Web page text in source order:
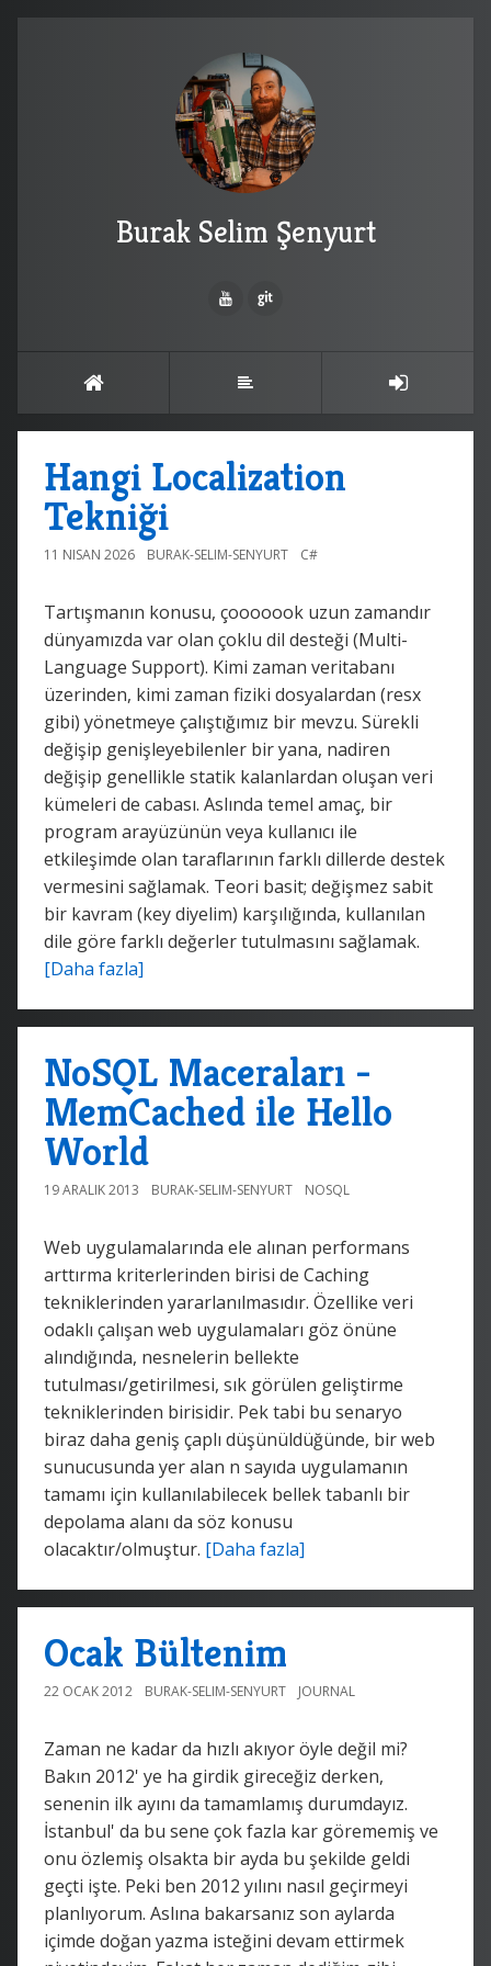
Burak Selim Şenyurt
Hangi Localization
Tekniği
11 NISAN 2026 BURAK-SELIM-SENYURT C#
Tartışmanın konusu, çooooook uzun zamandır
dünyamızda var olan çoklu dil desteği (Multi-
Language Support). Kimi zaman veritabanı
üzerinden, kimi zaman fiziki dosyalardan (resx
gibi) yönetmeye çalıştığımız bir mevzu. Sürekli
değişip genişleyebilenler bir yana, nadiren
değişip genellikle statik kalanlardan oluşan veri
kümeleri de cabası. Aslında temel amaç, bir
program arayüzünün veya kullanıcı ile
etkileşimde olan taraflarının farklı dillerde destek
vermesini sağlamak. Teori basit; değişmez sabit
bir kavram (key diyelim) karşılığında, kullanılan
dile göre farklı değerler tutulmasını sağlamak.
[Daha fazla]
NoSQL Maceraları -
MemCached ile Hello
World
19 ARALIK 2013 BURAK-SELIM-SENYURT NOSQL
Web uygulamalarında ele alınan performans
arttırma kriterlerinden birisi de Caching
tekniklerinden yararlanılmasıdır. Özellike veri
odaklı çalışan web uygulamaları göz önüne
alındığında, nesnelerin bellekte
tutulması/getirilmesi, sık görülen geliştirme
tekniklerinden birisidir. Pek tabi bu senaryo
biraz daha geniş çaplı düşünüldüğünde, bir web
sunucusunda yer alan n sayıda uygulamanın
tamamı için kullanılabilecek bellek tabanlı bir
depolama alanı da söz konusu
olacaktır/olmuştur. [Daha fazla]
Ocak Bültenim
22 OCAK 2012 BURAK-SELIM-SENYURT JOURNAL
Zaman ne kadar da hızlı akıyor öyle değil mi?
Bakın 2012' ye ha girdik gireceğiz derken,
senenin ilk ayını da tamamlamış durumdayız.
İstanbul' da bu sene çok fazla kar görememiş ve
onu özlemiş olsakta bir ayda bu şekilde geldi
geçti işte. Peki ben 2012 yılını nasıl geçirmeyi
planlıyorum. Aslına bakarsanız son aylarda
içimde doğan yazma isteğini devam ettirmek